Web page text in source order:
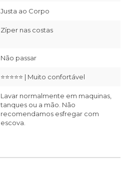
Justa ao Corpo
Zíper nas costas
Não passar
⭐⭐⭐⭐⭐ | Muito confortável
Lavar normalmente em maquinas,
tanques ou a mão. Não
recomendamos esfregar com
escova.